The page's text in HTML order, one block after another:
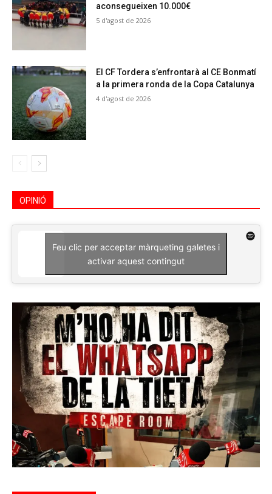
aconsegueixen 10.000€
5 d'agost de 2026
El CF Tordera s’enfrontarà al CE Bonmatí
a la primera ronda de la Copa Catalunya
4 d'agost de 2026
OPINIÓ
Feu clic per acceptar màrqueting galetes i
activar aquest contingut